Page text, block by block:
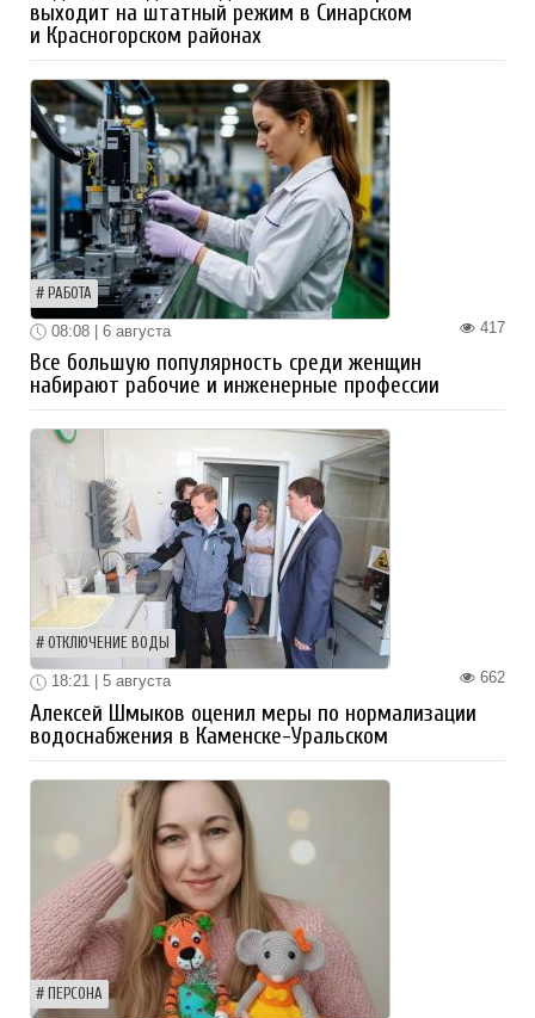
выходит на штатный режим в Синарском
и Красногорском районах
РАБОТА
417
08:08 | 6 августа
Все большую популярность среди женщин
набирают рабочие и инженерные профессии
ОТКЛЮЧЕНИЕ ВОДЫ
662
18:21 | 5 августа
Алексей Шмыков оценил меры по нормализации
водоснабжения в Каменске-Уральском
ПЕРСОНА